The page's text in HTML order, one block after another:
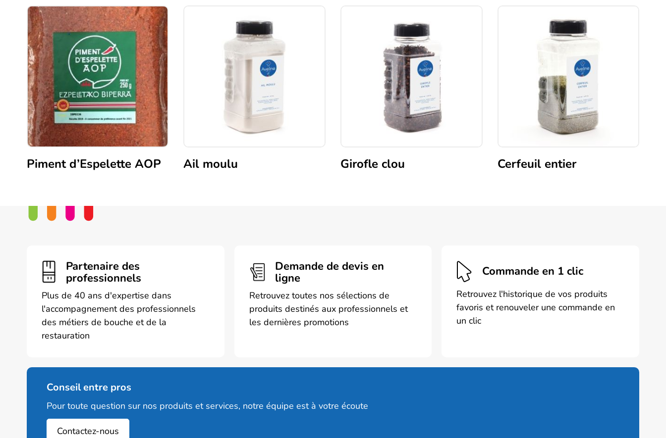
Piment d’Espelette AOP Ail moulu
la
Girofle clou Cerfeuil entier
Partenaire des
professionnels
Plus de 40 ans d'expertise dans
l'accompagnement des professionnels
des métiers de bouche et de la
restauration
Demande de devis en
ligne
Retrouvez toutes nos sélections de
produits destinés aux professionnels et
les dernières promotions
Commande en 1 clic
Retrouvez l'historique de vos produits
favoris et renouveler une commande en
un clic
Conseil entre pros
Pour toute question sur nos produits et services, notre équipe est à votre écoute
Contactez-nous